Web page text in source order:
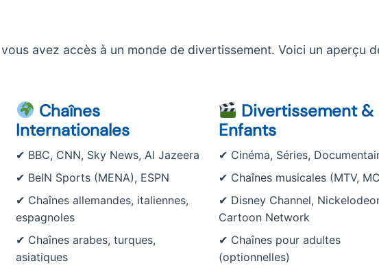
vous avez accès à un monde de divertissement. Voici un aperçu
Chaînes
Internationales
✔ BBC, CNN, Sky News, Al Jazeera
✔ BeIN Sports (MENA), ESPN
✔ Chaînes allemandes, italiennes,
espagnoles
✔ Chaînes arabes, turques,
asiatiques
Divertissement &
Enfants
✔ Cinéma, Séries,
✔ Chaînes musicales (MTV,
✔ Disney Channel,
Cartoon Network
✔ Chaînes pour adultes
(optionnelles)